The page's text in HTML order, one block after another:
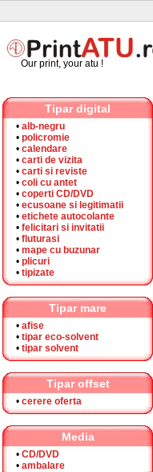
Our print, your atu !
Tipar digital
• alb-negru
• policromie
• calendare
• carti de vizita
• carti si reviste
• coli cu antet
• coperti CD/DVD
• ecusoane si legitimatii
• etichete autocolante
• felicitari si invitatii
• fluturasi
• mape cu buzunar
• plicuri
• tipizate
Tipar mare
• afise
• tipar eco-solvent
• tipar solvent
Tipar offset
• cerere oferta
Media
• CD/DVD
• ambalare